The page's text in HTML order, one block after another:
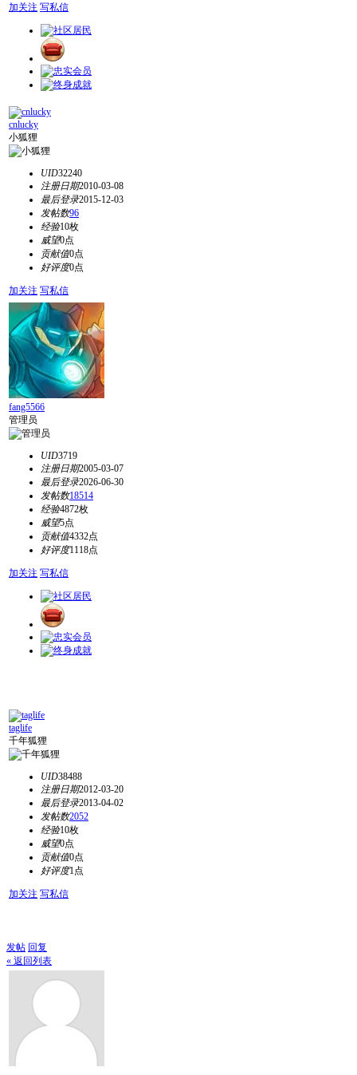
加关注 写私信
cnlucky
小狐狸
UID32240
注册日期2010-03-08
最后登录2015-12-03
发帖数96
经验10枚
威望0点
贡献值0点
好评度0点
加关注 写私信
fang5566
管理员
UID3719
注册日期2005-03-07
最后登录2026-06-30
发帖数18514
经验4872枚
威望5点
贡献值4332点
好评度1118点
加关注 写私信
taglife
千年狐狸
UID38488
注册日期2012-03-20
最后登录2013-04-02
发帖数2052
经验10枚
威望0点
贡献值0点
好评度1点
加关注 写私信
发帖 回复
« 返回列表